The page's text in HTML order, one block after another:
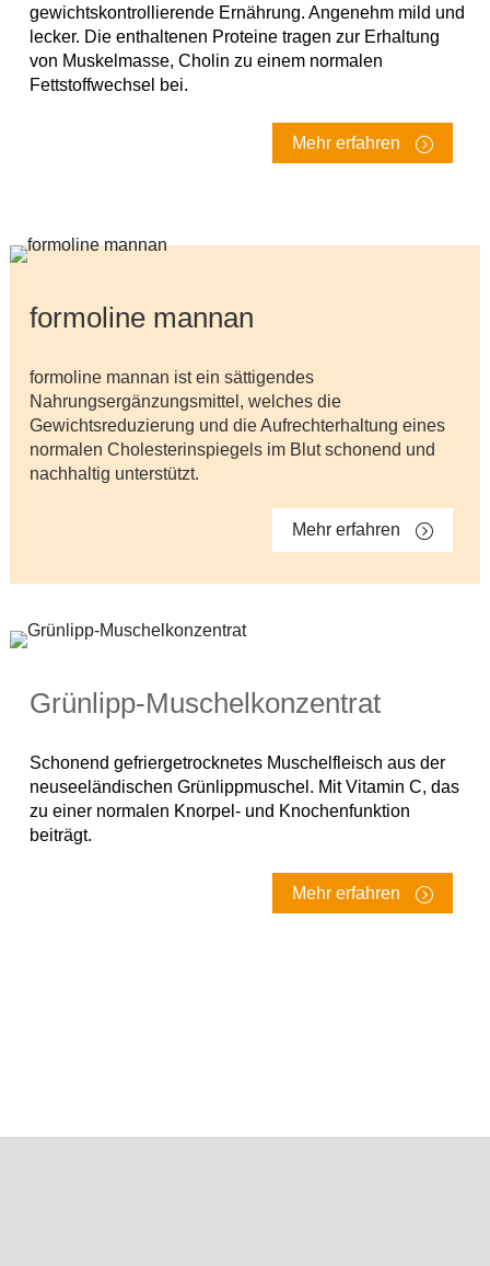
gewichtskontrollierende Ernährung. Angenehm mild und
lecker. Die enthaltenen Proteine tragen zur Erhaltung
von Muskelmasse, Cholin zu einem normalen
Fettstoffwechsel bei.
Mehr erfahren
formoline mannan
formoline mannan ist ein sättigendes
Nahrungsergänzungsmittel, welches die
Gewichtsreduzierung und die Aufrechterhaltung eines
normalen Cholesterinspiegels im Blut schonend und
nachhaltig unterstützt.
Mehr erfahren
Grünlipp-Muschelkonzentrat
Schonend gefriergetrocknetes Muschelfleisch aus der
neuseeländischen Grünlippmuschel. Mit Vitamin C, das
zu einer normalen Knorpel- und Knochenfunktion
beiträgt.
Mehr erfahren